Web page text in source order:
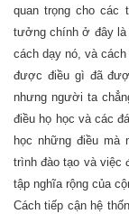
quan trọng cho các
tưởng chính ở đây là
cách dạy nó, và
được điều gì đã
nhưng người ta
điều họ học và các
học những điều
trình đào tạo và việc
tập nghĩa rộng của
Cách tiếp cận hệ